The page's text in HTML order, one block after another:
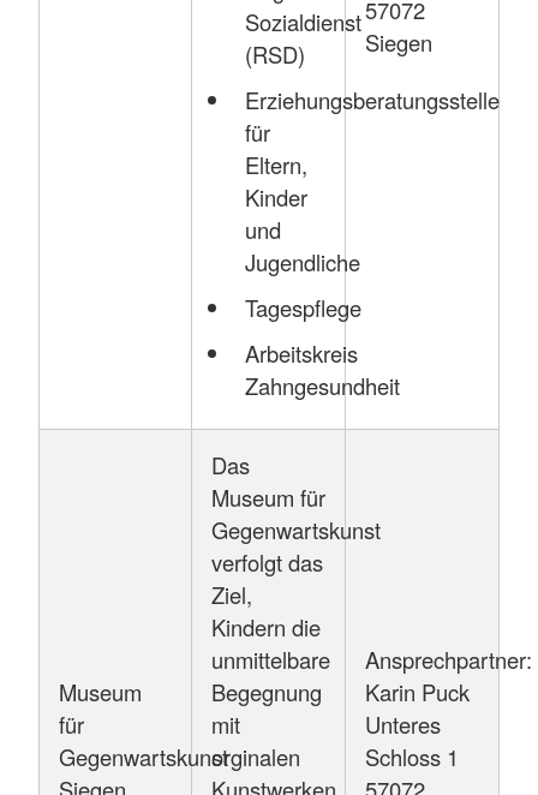
Sozialdienst
(RSD)
Erziehungsberatungsstelle
für
Eltern,
Kinder
und
Jugendliche
Tagespflege
Arbeitskreis
Zahngesundheit
57072
Siegen
Museum
für
Gegenwartskunst
Siegen
Das
Museum für
Gegenwartskunst
verfolgt das
Ziel,
Kindern die
unmittelbare
Begegnung
mit
orginalen
Kunstwerken
Ansprechpartner:
Karin Puck
Unteres
Schloss 1
57072